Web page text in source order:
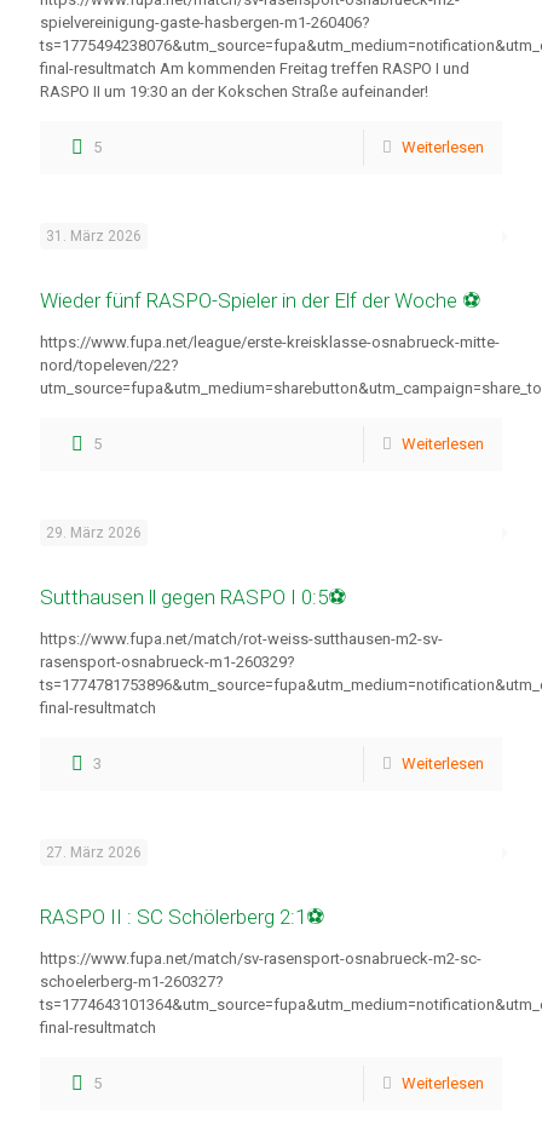
spielvereinigung-gaste-hasbergen-m1-260406?
final-resultmatch Am kommenden Freitag treffen RASPO I und
RASPO II um 19:30 an der Kokschen Straße aufeinander!
5 Weiterlesen
31. März 2026
Wieder fünf RASPO-Spieler in der Elf der Woche ⚽
https://www.fupa.net/league/erste-kreisklasse-osnabrueck-mitte-
nord/topeleven/22?
5 Weiterlesen
29. März 2026
Sutthausen ll gegen RASPO I 0:5⚽
https://www.fupa.net/match/rot-weiss-sutthausen-m2-sv-
rasensport-osnabrueck-m1-260329?
final-resultmatch
3 Weiterlesen
27. März 2026
RASPO II : SC Schölerberg 2:1⚽
https://www.fupa.net/match/sv-rasensport-osnabrueck-m2-sc-
schoelerberg-m1-260327?
final-resultmatch
5 Weiterlesen